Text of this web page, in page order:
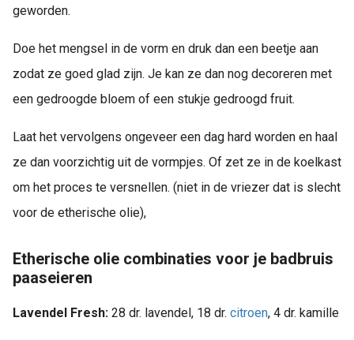
geworden.
Doe het mengsel in de vorm en druk dan een beetje aan
zodat ze goed glad zijn. Je kan ze dan nog decoreren met
een gedroogde bloem of een stukje gedroogd fruit.
Laat het vervolgens ongeveer een dag hard worden en haal
ze dan voorzichtig uit de vormpjes. Of zet ze in de koelkast
om het proces te versnellen. (niet in de vriezer dat is slecht
voor de etherische olie),
Etherische olie combinaties voor je badbruis
paaseieren
Lavendel Fresh: 28 dr. lavendel, 18 dr. citroen, 4 dr. kamille